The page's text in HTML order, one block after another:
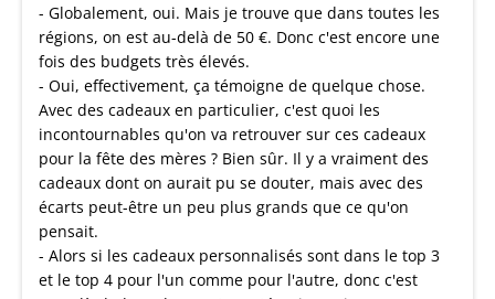
- Globalement, oui. Mais je trouve que dans toutes les
régions, on est au-delà de 50 €. Donc c'est encore une
fois des budgets très élevés.
- Oui, effectivement, ça témoigne de quelque chose.
Avec des cadeaux en particulier, c'est quoi les
incontournables qu'on va retrouver sur ces cadeaux
pour la fête des mères ? Bien sûr. Il y a vraiment des
cadeaux dont on aurait pu se douter, mais avec des
écarts peut-être un peu plus grands que ce qu'on
pensait.
- Alors si les cadeaux personnalisés sont dans le top 3
et le top 4 pour l'un comme pour l'autre, donc c'est